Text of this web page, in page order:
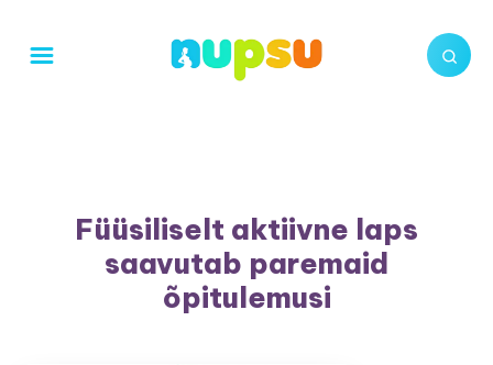
Füüsiliselt aktiivne laps
saavutab paremaid
õpitulemusi